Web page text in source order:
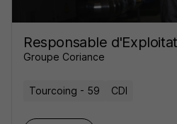
Responsable
Groupe Coriance
Tourcoing - 59 CDI